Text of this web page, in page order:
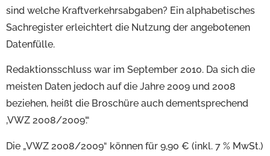
sind welche Kraftverkehrsabgaben? Ein alphabetisches
Sachregister erleichtert die Nutzung der angebotenen
Datenfülle.
Redaktionsschluss war im September 2010. Da sich die
meisten Daten jedoch auf die Jahre 2009 und 2008
beziehen, heißt die Broschüre auch dementsprechend
‚VWZ 2008/2009‘.“
Die „VWZ 2008/2009“ können für 9,90 € (inkl. 7 % MwSt.)